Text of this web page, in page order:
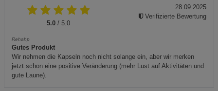
5.0 / 5.0
Rehahp
Gutes Produkt
Wir nehmen die Kapseln noch nicht solange ein, aber wir merken
jetzt schon eine positive Veränderung (mehr Lust auf Aktivitäten und
gute Laune).
28.09.2025
Verifizierte Bewertung